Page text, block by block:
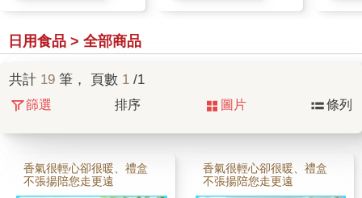
日用食品 > 全部商品
共計 19 筆， 頁數 1 /1
篩選 排序 圖片 條列
香氣很輕心卻很暖、禮盒
不張揚陪您走更遠
香氣很輕心卻很暖、禮盒
不張揚陪您走更遠